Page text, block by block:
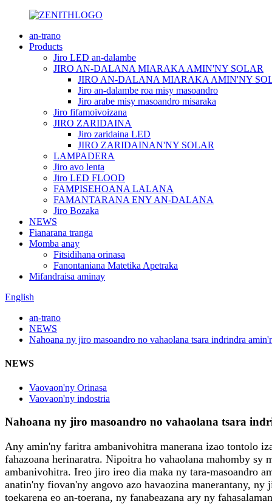
an-trano
Products
Jiro LED an-dalambe
JIRO AN-DALANA MIARAKA AMIN'NY SOLAR
JIRO AN-DALANA MIARAKA AMIN'NY
Jiro an-dalambe roa misy masoandro
Jiro arabe misy masoandro misaraka
Jiro fifamoivoizana
JIRO ZARIDAINA
Jiro zaridaina LED
JIRO ZARIDAINAN'NY SOLAR
LAMPADERA
Jiro avo lenta
Jiro LED FLOOD
FAMPISEHOANA LALANA
FAMANTARANA ENY AN-DALANA
Jiro Bozaka
NEWS
Fianarana tranga
Momba anay
Fitsidihana orinasa
Fanontaniana Matetika Apetraka
Mifandraisa aminay
English
an-trano
NEWS
Nahoana ny jiro masoandro no vahaolana tsara indrindra
NEWS
Vaovaon'ny Orinasa
Vaovaon'ny indostria
Nahoana ny jiro masoandro no vahaolana tsara
Any amin'ny faritra ambanivohitra manerana izao tontolo
fahazoana herinaratra. Nipoitra ho vahaolana mahomby
ambanivohitra. Ireo jiro ireo dia maka ny tara-masoandro
anatin'ny fiovan'ny angovo azo havaozina manerantany,
toekarena eo an-toerana, ny fanabeazana ary ny